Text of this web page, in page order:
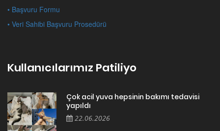
• Başvuru Formu
• Veri Sahibi Başvuru Prosedürü
Kullanıcılarımız Patiliyo
Çok acil yuva hepsinin bakımı tedavisi
yapıldı
22.06.2026